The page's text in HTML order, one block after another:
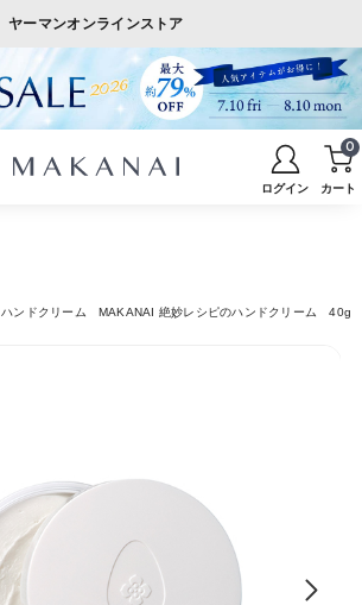
ヤーマンオンラインストア
ログイン カート
0
ハンドクリーム MAKANAI 絶妙レシピのハンドクリーム 40g